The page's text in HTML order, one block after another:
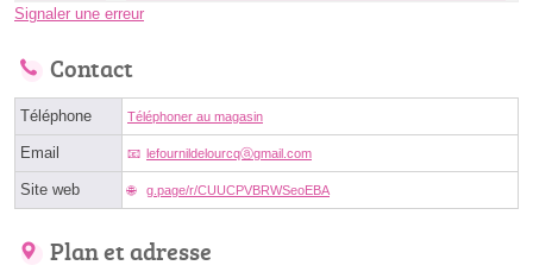
Signaler une erreur
Contact
Téléphone Téléphoner au magasin
Email lefournildelourcqⓐgmail.com
Site web g.page/r/CUUCPVBRWSeoEBA
Plan et adresse